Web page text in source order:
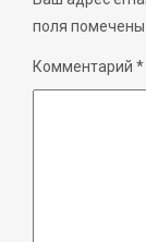
поля помечены
Комментарий *